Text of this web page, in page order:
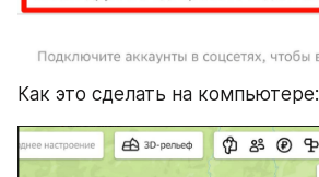
Как это сделать на компьютере: